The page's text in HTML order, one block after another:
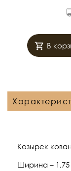
В
Козырек
Ширина –